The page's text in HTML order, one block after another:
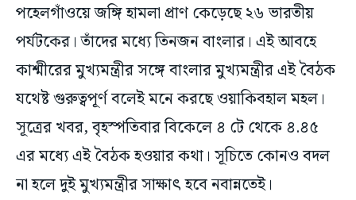
পহেলগাঁওয়ে জঙ্গি হামলা প্রাণ কেড়েছে ২৬ ভারতীয়
পর্যটকের। তাঁদের মধ্যে তিনজন বাংলার। এই আবহে
কাশ্মীরের মুখ্যমন্ত্রীর সঙ্গে বাংলার মুখ্যমন্ত্রীর এই বৈঠক
যথেষ্ট গুরুত্বপূর্ণ বলেই মনে করছে ওয়াকিবহাল মহল।
সূত্রের খবর, বৃহস্পতিবার বিকেলে ৪ টে থেকে ৪.৪৫
এর মধ্যে এই বৈঠক হওয়ার কথা। সূচিতে কোনও বদল
না হলে দুই মুখ্যমন্ত্রীর সাক্ষাৎ হবে নবান্নতেই।